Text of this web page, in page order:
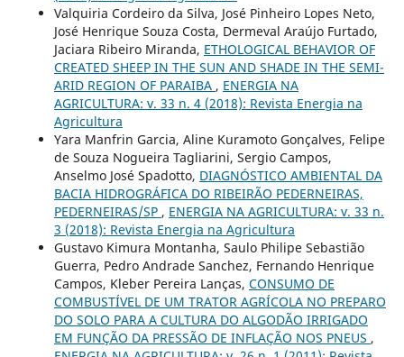
Valquiria Cordeiro da Silva, José Pinheiro Lopes Neto,
José Henrique Souza Costa, Dermeval Araújo Furtado,
Jaciara Ribeiro Miranda, ETHOLOGICAL BEHAVIOR OF
CREATED SHEEP IN THE SUN AND SHADE IN THE SEMI-
ARID REGION OF PARAIBA , ENERGIA NA
AGRICULTURA: v. 33 n. 4 (2018): Revista Energia na
Agricultura
Yara Manfrin Garcia, Aline Kuramoto Gonçalves, Felipe
de Souza Nogueira Tagliarini, Sergio Campos,
Anselmo José Spadotto, DIAGNÓSTICO AMBIENTAL DA
BACIA HIDROGRÁFICA DO RIBEIRÃO PEDERNEIRAS,
PEDERNEIRAS/SP , ENERGIA NA AGRICULTURA: v. 33 n.
3 (2018): Revista Energia na Agricultura
Gustavo Kimura Montanha, Saulo Philipe Sebastião
Guerra, Pedro Andrade Sanchez, Fernando Henrique
Campos, Kleber Pereira Lanças, CONSUMO DE
COMBUSTÍVEL DE UM TRATOR AGRÍCOLA NO PREPARO
DO SOLO PARA A CULTURA DO ALGODÃO IRRIGADO
EM FUNÇÃO DA PRESSÃO DE INFLAÇÃO NOS PNEUS ,